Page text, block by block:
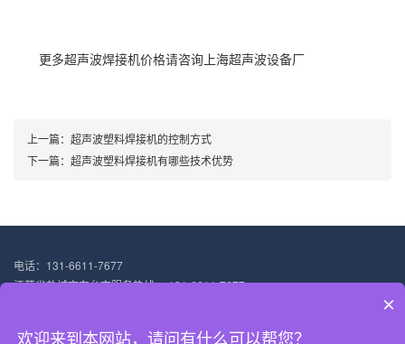
更多超声波焊接机价格请咨询上海超声波设备厂
上一篇： 超声波塑料焊接机的控制方式
下一篇： 超声波塑料焊接机有哪些技术优势
电话：131-6611-7677
江苏省盐城市东台市服务热线： 131-6611-7677
×
欢迎来到本网站，请问有什么可以帮您？